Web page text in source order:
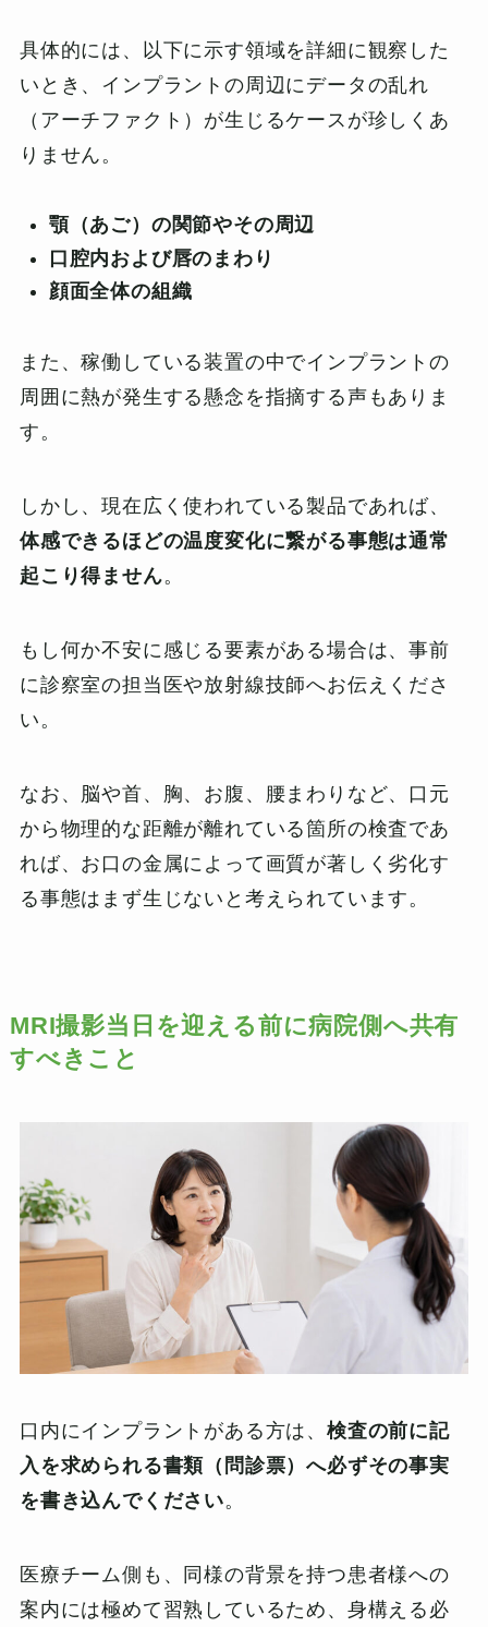
具体的には、以下に示す領域を詳細に観察した
いとき、インプラントの周辺にデータの乱れ
（アーチファクト）が生じるケースが珍しくあ
りません。
顎（あご）の関節やその周辺
口腔内および唇のまわり
顔面全体の組織
また、稼働している装置の中でインプラントの
周囲に熱が発生する懸念を指摘する声もありま
す。
しかし、現在広く使われている製品であれば、
体感できるほどの温度変化に繋がる事態は通常
起こり得ません。
もし何か不安に感じる要素がある場合は、事前
に診察室の担当医や放射線技師へお伝えくださ
い。
なお、脳や首、胸、お腹、腰まわりなど、口元
から物理的な距離が離れている箇所の検査であ
れば、お口の金属によって画質が著しく劣化す
る事態はまず生じないと考えられています。
MRI撮影当日を迎える前に病院側へ共有
すべきこと
口内にインプラントがある方は、検査の前に記
入を求められる書類（問診票）へ必ずその事実
を書き込んでください。
医療チーム側も、同様の背景を持つ患者様への
案内には極めて習熟しているため、身構える必